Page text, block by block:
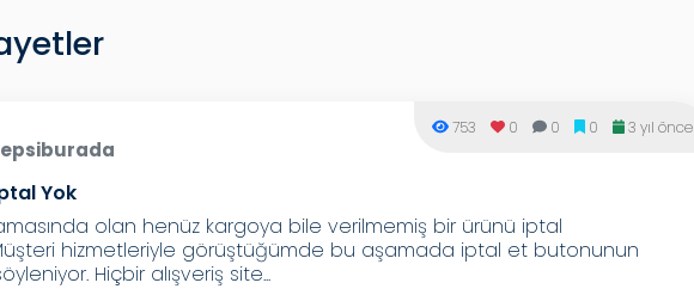
Yok
753 0 0 0 3 yıl önce
olan henüz kargoya bile verilmemiş bir ürünü iptal
hizmetleriyle görüştüğümde bu aşamada iptal et butonunun
Hiçbir alışveriş site...